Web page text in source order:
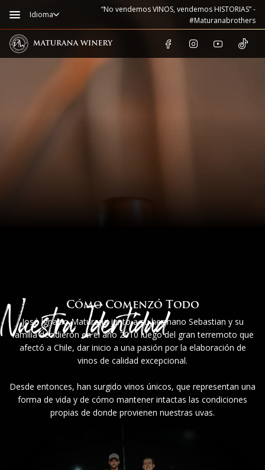
“No vendemos VINOS, vendemos HISTORIAS” -
#Maturanabrothers
Idioma
Nuestra Identidad
Cómo Comenzó Todo
José Ignacio Maturana junto a su hermano Sebastian y su
familia decidieron en el año 2010 luego del gran terremoto que
afectó a Chile, dar inicio a una pasión por la elaboración de
vinos de calidad excepcional.
Desde entonces, han surgido vinos únicos, que representan una
forma de vida y de cómo mantener intactas las condiciones
propias de donde provienen nuestras uvas.